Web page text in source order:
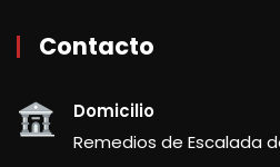
Contacto
Domicilio
Remedios de Escalada